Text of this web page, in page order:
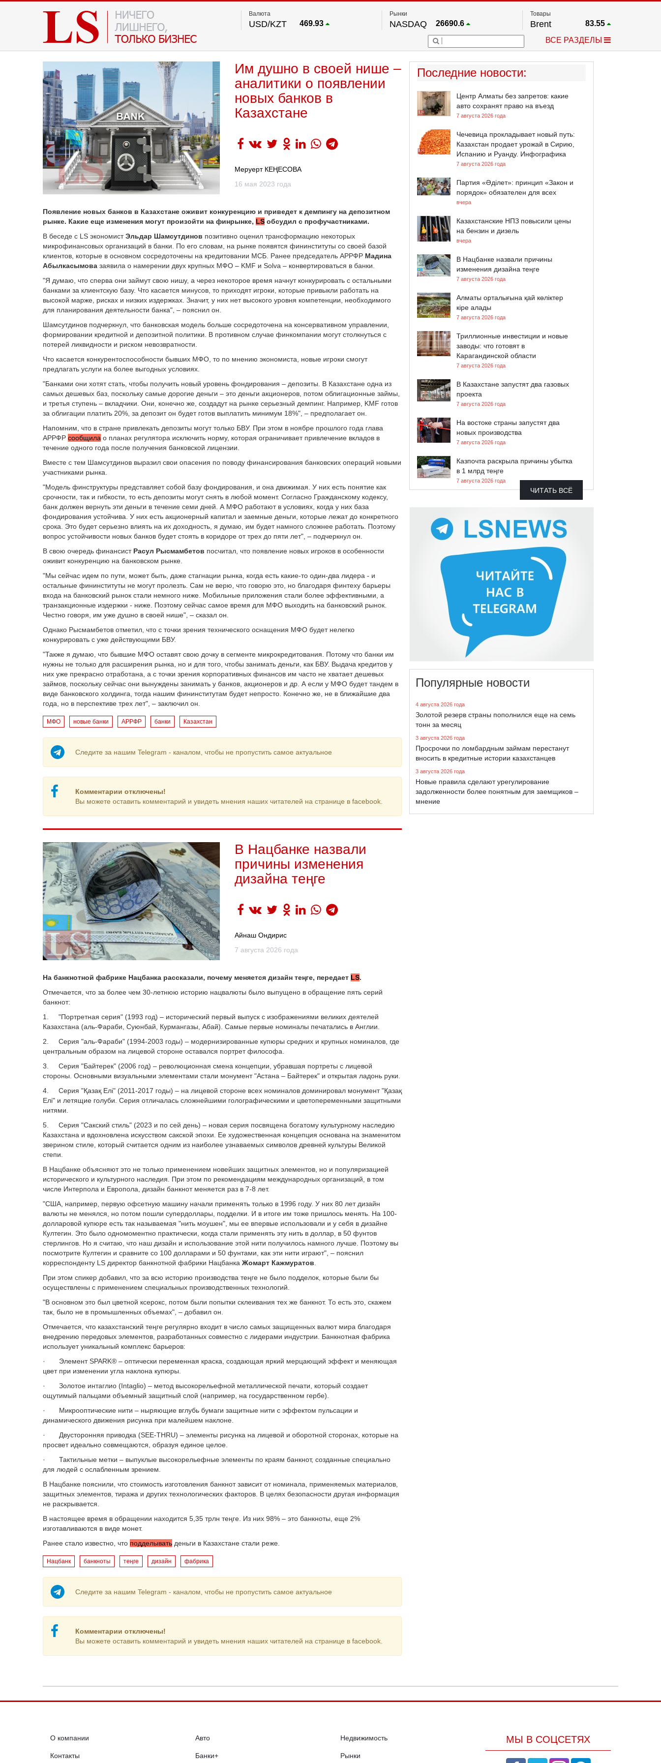
Валюта
USD/KZT 469.93
Рынки
NASDAQ 26690.6
FTSE 100 67.17
54036.9
S&P 500
24595.2
Товары
Brent 83.55
Платина
2.662
ВСЕ РАЗДЕЛЫ
Им душно в своей нише –
аналитики о появлении
новых банков в
Казахстане
Меруерт КЕҢЕСОВА
16 мая 2023 года
Появление новых банков в Казахстане оживит конкуренцию и приведет к демпингу на депозитном
рынке. Какие еще изменения могут произойти на финрынке, LS обсудил с профучастниками.
В беседе с LS экономистЭльдар Шамсутдинов позитивно оценил трансформацию некоторых
микрофинансовых организаций в банки. По его словам, на рынке появятся фининституты со своей базой
клиентов, которые в основном сосредоточены на кредитовании МСБ. Ранее председатель АРРФР Мадина
Абылкасымова заявила о намерении двух крупных МФО – KMF и Solva – конвертироваться в банки.
"Я думаю, что сперва они займут свою нишу, а через некоторое время начнут конкурировать с остальными
банками за клиентскую базу. Что касается минусов, то приходят игроки, которые привыкли работать на
высокой марже, рисках и низких издержках. Значит, у них нет высокого уровня компетенции, необходимого
для планирования деятельности банка", – пояснил он.
Шамсутдинов подчеркнул, что банковская модель больше сосредоточена на консервативном управлении,
формировании кредитной и депозитной политики. В противном случае финкомпании могут столкнуться с
потерей ликвидности и риском невозвратности.
Что касается конкурентоспособности бывших МФО, то по мнению экономиста, новые игроки смогут
предлагать услуги на более выгодных условиях.
"Банками они хотят стать, чтобы получить новый уровень фондирования – депозиты. В Казахстане одна из
самых дешевых баз, поскольку самые дорогие деньги – это деньги акционеров, потом облигационные займы,
и третья ступень – вкладчики. Они, конечно же, создадут на рынке серьезный демпинг. Например, KMF готов
за облигации платить 20%, за депозит он будет готов выплатить минимум 18%", – предполагает он.
Напомним, что в стране привлекать депозиты могут только БВУ. При этом в ноябре прошлого года глава
АРРФР сообщила о планах регулятора исключить норму, которая ограничивает привлечение вкладов в
течение одного года после получения банковской лицензии.
Вместе с тем Шамсутдинов выразил свои опасения по поводу финансирования банковских операций новыми
участниками рынка.
"Модель финструктуры представляет собой базу фондирования, и она движимая. У них есть понятие как
срочности, так и гибкости, то есть депозиты могут снять в любой момент. Согласно Гражданскому кодексу,
банк должен вернуть эти деньги в течение семи дней. А МФО работают в условиях, когда у них база
фондирования устойчива. У них есть акционерный капитал и заемные деньги, которые лежат до конкретного
срока. Это будет серьезно влиять на их доходность, я думаю, им будет намного сложнее работать. Поэтому
вопрос устойчивости новых банков будет стоять в коридоре от трех до пяти лет", – подчеркнул он.
В свою очередь финансист Расул Рысмамбетов посчитал, что появление новых игроков в особенности
оживит конкуренцию на банковском рынке.
"Мы сейчас идем по пути, может быть, даже стагнации рынка, когда есть какие-то один-два лидера - и
остальные фининституты не могут пролезть. Сам не верю, что говорю это, но благодаря финтеху барьеры
входа на банковский рынок стали немного ниже. Мобильные приложения стали более эффективными, а
транзакционные издержки - ниже. Поэтому сейчас самое время для МФО выходить на банковский рынок.
Честно говоря, им уже душно в своей нише", – сказал он.
Однако Рысмамбетов отметил, что с точки зрения технического оснащения МФО будет нелегко
конкурировать с уже действующими БВУ.
"Также я думаю, что бывшие МФО оставят свою дочку в сегменте микрокредитования. Потому что банки им
нужны не только для расширения рынка, но и для того, чтобы занимать деньги, как БВУ. Выдача кредитов у
них уже прекрасно отработана, а с точки зрения корпоративных финансов им часто не хватает дешевых
займов, поскольку сейчас они вынуждены занимать у банков, акционеров и др. А если у МФО будет тандем в
виде банковского холдинга, тогда нашим фининститутам будет непросто. Конечно же, не в ближайшие два
года, но в перспективе трех лет", – заключил он.
МФО новые банки АРРФР банки Казахстан
Следите за нашим Telegram - каналом, чтобы не пропустить самое актуальное
Комментарии отключены!
Вы можете оставить комментарий и увидеть мнения наших читателей на странице в facebook.
В Нацбанке назвали
причины изменения
дизайна теңге
Айнаш Ондирис
7 августа 2026 года
На банкнотной фабрике Нацбанка рассказали, почему меняется дизайн теңге, передает LS.
Отмечается, что за более чем 30-летнюю историю нацвалюты было выпущено в обращение пять серий
банкнот:
1. "Портретная серия" (1993 год) – исторический первый выпуск с изображениями великих деятелей
Казахстана (аль-Фараби, Суюнбай, Курмангазы, Абай). Самые первые номиналы печатались в Англии.
2. Серия "аль-Фараби" (1994-2003 годы) – модернизированные купюры средних и крупных номиналов, где
центральным образом на лицевой стороне оставался портрет философа.
3. Серия "Байтерек" (2006 год) – революционная смена концепции, убравшая портреты с лицевой
стороны. Основными визуальными элементами стали монумент "Астана – Байтерек" и открытая ладонь руки.
4. Серия "Қазақ Елі" (2011-2017 годы) – на лицевой стороне всех номиналов доминировал монумент "Қазақ
Елі" и летящие голуби. Серия отличалась сложнейшими голографическими и цветопеременными защитными
нитями.
5. Серия "Сакский стиль" (2023 и по сей день) – новая серия посвящена богатому культурному наследию
Казахстана и вдохновлена искусством сакской эпохи. Ее художественная концепция основана на знаменитом
зверином стиле, который считается одним из наиболее узнаваемых символов древней культуры Великой
степи.
В Нацбанке объясняют это не только применением новейших защитных элементов, но и популяризацией
исторического и культурного наследия. При этом по рекомендациям международных организаций, в том
числе Интерпола и Европола, дизайн банкнот меняется раз в 7-8 лет.
"США, например, первую офсетную машину начали применять только в 1996 году. У них 80 лет дизайн
валюты не менялся, но потом пошли супердоллары, подделки. И в итоге им тоже пришлось менять. На 100-
долларовой купюре есть так называемая "нить моушен", мы ее впервые использовали и у себя в дизайне
Култегин. Это было одномоментно практически, когда стали применять эту нить в доллар, в 50 фунтов
стерлингов. Но я считаю, что наш дизайн и использование этой нити получилось намного лучше. Поэтому вы
посмотрите Култегин и сравните со 100 долларами и 50 фунтами, как эти нити играют", – пояснил
корреспонденту LS директор банкнотной фабрики Нацбанка Жомарт Кажмуратов
При этом спикер добавил, что за всю историю производства теңге не было подделок, которые были бы
осуществлены с применением специальных производственных технологий.
"В основном это был цветной ксерокс, потом были попытки склеивания тех же банкнот. То есть это, скажем
так, было не в промышленных объемах", – добавил он.
Отмечается, что казахстанский теңге регулярно входит в число самых защищенных валют мира благодаря
внедрению передовых элементов, разработанных совместно с лидерами индустрии. Банкнотная фабрика
использует уникальный комплекс барьеров:
· Элемент SPARK® – оптически переменная краска, создающая яркий мерцающий эффект и меняющая
цвет при изменении угла наклона купюры.
· Золотое интаглио (Intaglio) – метод высокорельефной металлической печати, который создает
ощутимый пальцами объемный защитный слой (например, на государственном гербе).
· Микрооптические нити – ныряющие вглубь бумаги защитные нити с эффектом пульсации и
динамического движения рисунка при малейшем наклоне.
· Двусторонняя приводка (SEE-THRU) – элементы рисунка на лицевой и оборотной сторонах, которые на
просвет идеально совмещаются, образуя единое целое.
· Тактильные метки – выпуклые высокорельефные элементы по краям банкнот, созданные специально
для людей с ослабленным зрением.
В Нацбанке пояснили, что стоимость изготовления банкнот зависит от номинала, применяемых материалов,
защитных элементов, тиража и других технологических факторов. В целях безопасности другая информация
не раскрывается.
В настоящее время в обращении находится 5,35 трлн теңге. Из них 98% – это банкноты, еще 2%
изготавливаются в виде монет.
Ранее стало известно, что подделывать деньги в Казахстане стали реже.
Нацбанк банкноты теңге дизайн фабрика
Следите за нашим Telegram - каналом, чтобы не пропустить самое актуальное
Комментарии отключены!
Вы можете оставить комментарий и увидеть мнения наших читателей на странице в facebook.
Последние новости:
Центр Алматы без запретов: какие
авто сохранят право на въезд
7 августа 2026 года
Чечевица прокладывает новый путь:
Казахстан продает урожай в Сирию,
Испанию и Руанду. Инфографика
7 августа 2026 года
Партия «Әділет»: принцип «Закон и
порядок» обязателен для всех
вчера
Казахстанские НПЗ повысили цены
на бензин и дизель
вчера
В Нацбанке назвали причины
изменения дизайна теңге
7 августа 2026 года
Алматы орталығына қай көліктер
кіре алады
7 августа 2026 года
Триллионные инвестиции и новые
заводы: что готовят в
Карагандинской области
7 августа 2026 года
В Казахстане запустят два газовых
проекта
7 августа 2026 года
На востоке страны запустят два
новых производства
7 августа 2026 года
Казпочта раскрыла причины убытка
в 1 млрд теңге
7 августа 2026 года
ЧИТАТЬ ВСЁ
Популярные новости
4 августа 2026 года
Золотой резерв страны пополнился еще на семь
тонн за месяц
3 августа 2026 года
Просрочки по ломбардным займам перестанут
вносить в кредитные истории казахстанцев
3 августа 2026 года
Новые правила сделают урегулирование
задолженности более понятным для заемщиков –
мнение
О компании
Контакты
Авто
Банки+
Недвижимость
Рынки
МЫ В СОЦСЕТЯХ